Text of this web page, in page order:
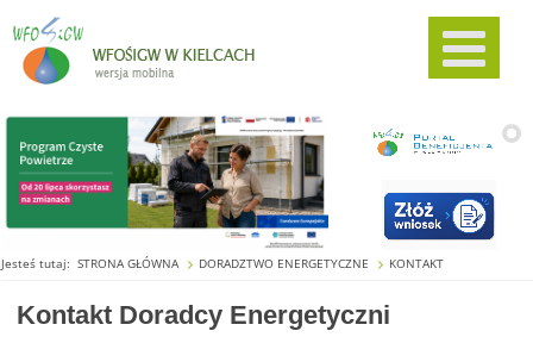
Jesteś tutaj: STRONA GŁÓWNA DORADZTWO ENERGETYCZNE KONTAKT
Kontakt Doradcy Energetyczni